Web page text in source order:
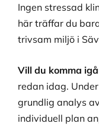
Ingen stressad
här träffar du
trivsam miljö i
Vill du komma
redan idag.
grundlig analys
individuell plan